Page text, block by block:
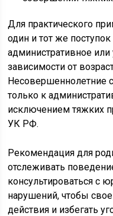
Для практического
один и тот же
административное
зависимости от
Несовершеннолетние
только к
исключением тяжких
УК РФ.
Рекомендация для
отслеживать
консультироваться с
нарушений, чтобы
действия и избегать